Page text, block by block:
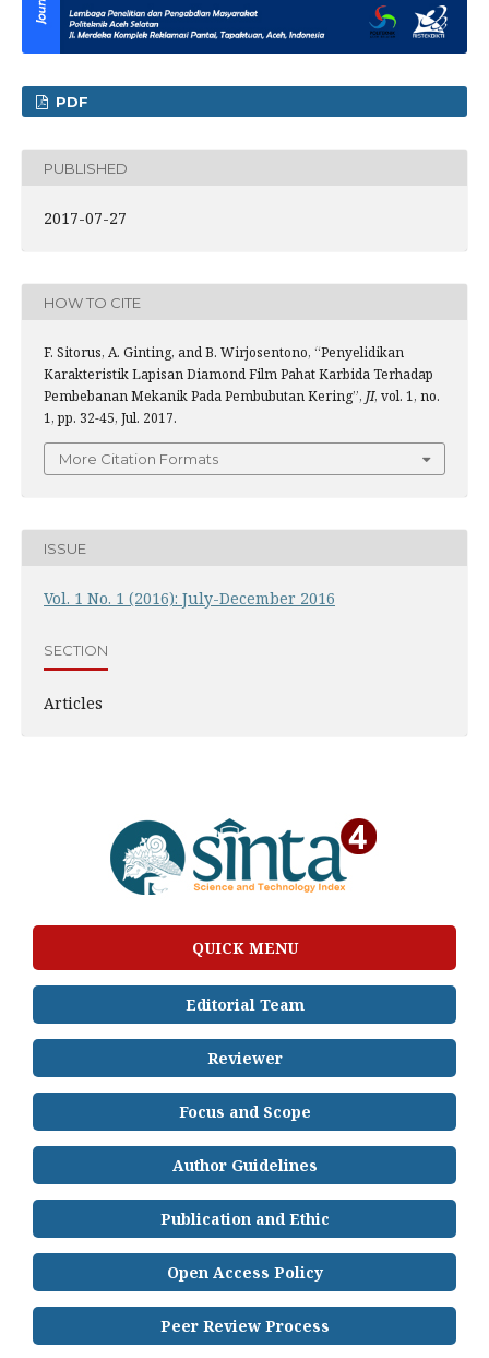
PDF
PUBLISHED
2017-07-27
HOW TO CITE
F. Sitorus, A. Ginting, and B. Wirjosentono, “Penyelidikan
Karakteristik Lapisan Diamond Film Pahat Karbida Terhadap
Pembebanan Mekanik Pada Pembubutan Kering”, JI, vol. 1, no.
1, pp. 32-45, Jul. 2017.
More Citation Formats
ISSUE
Vol. 1 No. 1 (2016): July-December 2016
SECTION
Articles
QUICK MENU
Editorial Team
Reviewer
Focus and Scope
Author Guidelines
Publication and Ethic
Open Access Policy
Peer Review Process